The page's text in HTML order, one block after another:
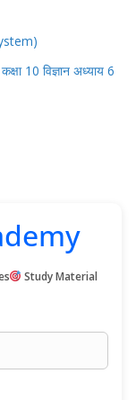
10 विज्ञान अध्याय 6
Study Material